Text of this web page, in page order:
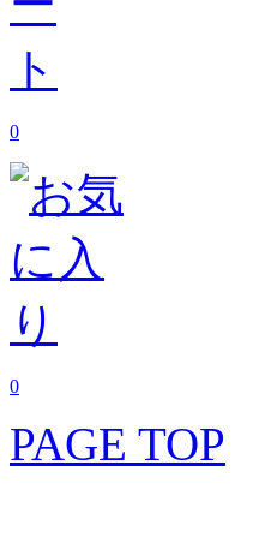
0
0
PAGE TOP